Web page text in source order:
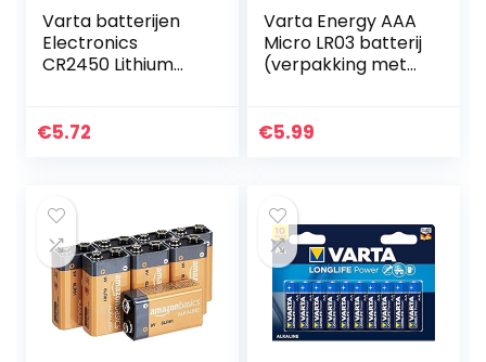
Varta batterijen
Electronics
CR2450 Lithium
stuks knoopcellen
€5.72
Varta Energy AAA
Micro LR03 batterij
(verpakking met
voor speelgoed
€5.99